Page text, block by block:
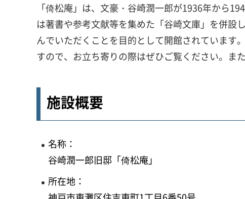
「倚松庵」は、文豪・谷崎潤一郎が1936年から
は著書や参考文献等を集めた「谷崎文庫」を併設
んでいただくことを目的として開館されています
すので、お立ち寄りの際はぜひご覧ください。ま
施設概要
名称：
谷崎潤一郎旧邸「倚松庵」
所在地：